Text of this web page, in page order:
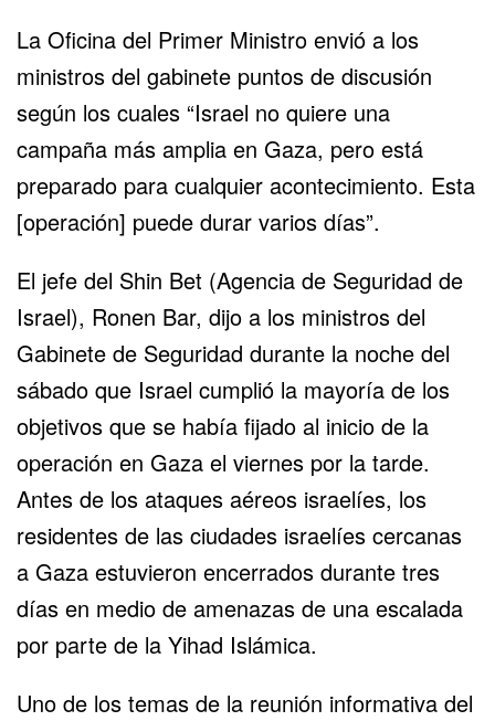
La Oficina del Primer Ministro envió a los
ministros del gabinete puntos de discusión
según los cuales “Israel no quiere una
campaña más amplia en Gaza, pero está
preparado para cualquier acontecimiento. Esta
[operación] puede durar varios días”.
El jefe del Shin Bet (Agencia de Seguridad de
Israel), Ronen Bar, dijo a los ministros del
Gabinete de Seguridad durante la noche del
sábado que Israel cumplió la mayoría de los
objetivos que se había fijado al inicio de la
operación en Gaza el viernes por la tarde.
Antes de los ataques aéreos israelíes, los
residentes de las ciudades israelíes cercanas
a Gaza estuvieron encerrados durante tres
días en medio de amenazas de una escalada
por parte de la Yihad Islámica.
Uno de los temas de la reunión informativa del